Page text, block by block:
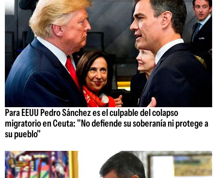
Para EEUU Pedro Sánchez es el culpable del colapso
migratorio en Ceuta: "No defiende su soberanía ni protege a
su pueblo"